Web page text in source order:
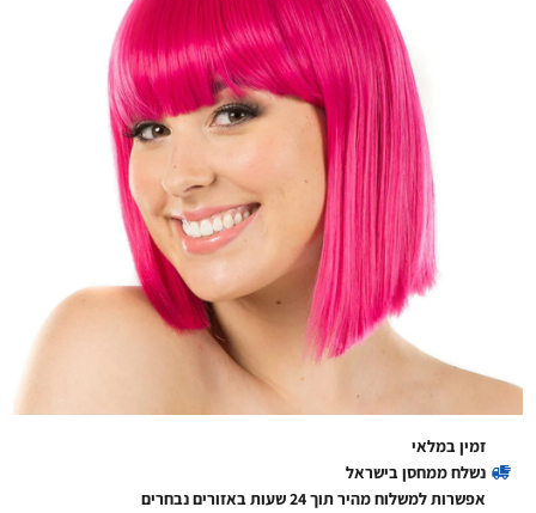
זמין במלאי
נשלח ממחסן בישראל
אפשרות למשלוח מהיר תוך 24 שעות באזורים נבחרים